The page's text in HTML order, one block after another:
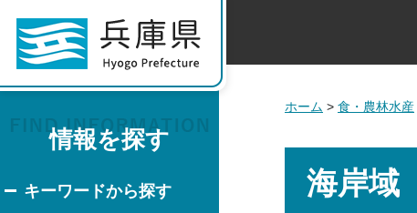
情報を探す
キーワードから探す
ホーム > 食・農林水産
海岸域